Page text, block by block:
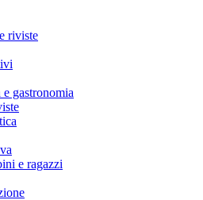
riviste
gastronomia
e ragazzi